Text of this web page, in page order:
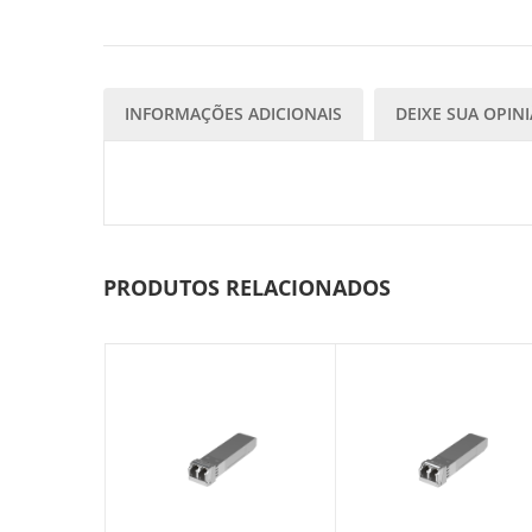
INFORMAÇÕES ADICIONAIS DEIXE SUA
PRODUTOS RELACIONADOS